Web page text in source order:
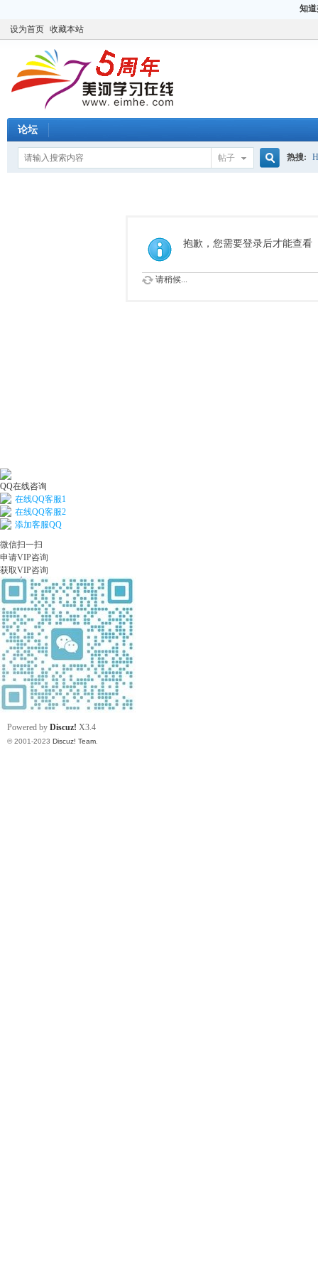
知
设为首页 收藏本站
论坛
帖子
索
热搜:
抱歉，您需要登录后才能查看
请稍候...
QQ在线咨询
在线QQ客服1
在线QQ客服2
添加客服QQ
微信扫一扫
申请VIP咨询
获取VIP咨询
Powered by Discuz! X3.4
© 2001-2023 Discuz! Team